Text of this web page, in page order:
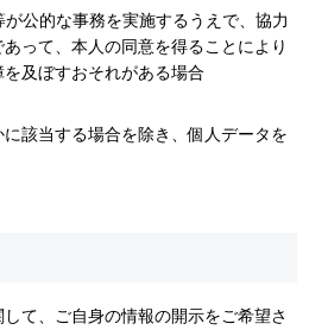
公的な事務を実施するうえで、協力
って、本人の同意を得ることにより
及ぼすおそれがある場合
該当する場合を除き、個人データを
て、ご自身の情報の開示をご希望さ